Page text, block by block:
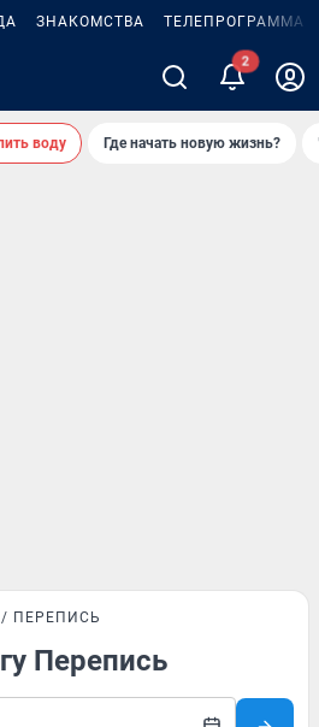
ЗНАКОМСТВА ТЕЛЕПРОГРАММА
2
воду Где начать новую жизнь?
ПЕРЕПИСЬ
Перепись